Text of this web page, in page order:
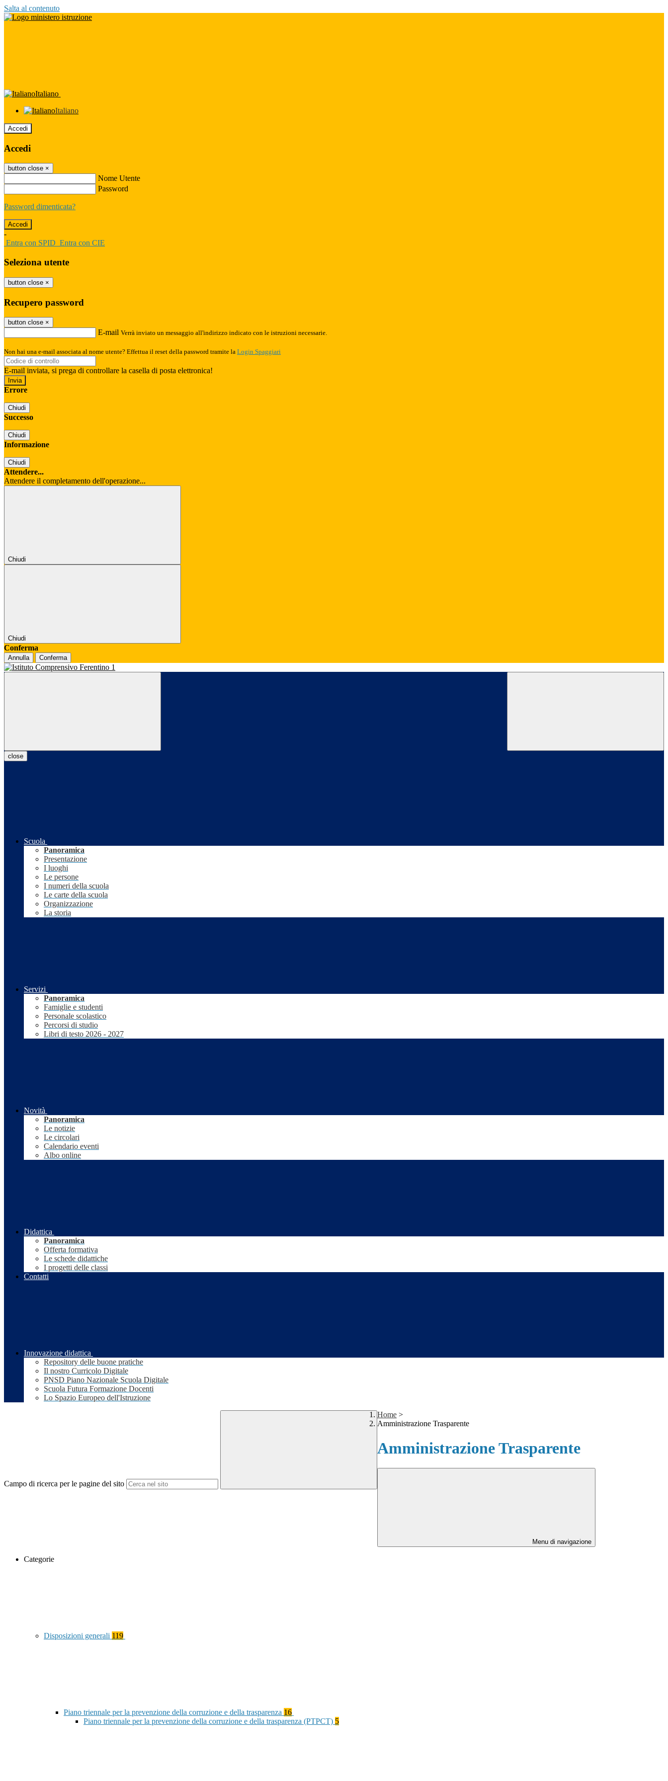
Salta al contenuto
Italiano
Italiano
Accedi
Accedi
button close ×
Nome Utente
Password
Password dimenticata?
-
Entra con SPID Entra con CIE
Seleziona utente
button close ×
Recupero password
button close ×
E-mail Verrà inviato un messaggio all'indirizzo indicato con le istruzioni necessarie.
Non hai una e-mail associata al nome utente? Effettua il reset della password tramite la Login Spaggiari
E-mail inviata, si prega di controllare la casella di posta elettronica!
Errore
Chiudi
Successo
Chiudi
Informazione
Chiudi
Attendere...
Attendere il completamento dell'operazione...
Chiudi
Chiudi
Conferma
Annulla Conferma
close
Scuola
Panoramica
Presentazione
I luoghi
Le persone
I numeri della scuola
Le carte della scuola
Organizzazione
La storia
Servizi
Panoramica
Famiglie e studenti
Personale scolastico
Percorsi di studio
Libri di testo 2026 - 2027
Novità
Panoramica
Le notizie
Le circolari
Calendario eventi
Albo online
Didattica
Panoramica
Offerta formativa
Le schede didattiche
I progetti delle classi
Contatti
Innovazione didattica
Repository delle buone pratiche
Il nostro Curricolo Digitale
PNSD Piano Nazionale Scuola Digitale
Scuola Futura Formazione Docenti
Lo Spazio Europeo dell'Istruzione
Campo di ricerca per le pagine del sito
Home >
Amministrazione Trasparente
Amministrazione Trasparente
Menu di navigazione
Categorie
Disposizioni generali 119
Piano triennale per la prevenzione della corruzione e della trasparenza 16
Piano triennale per la prevenzione della corruzione e della trasparenza (PTPCT) 5